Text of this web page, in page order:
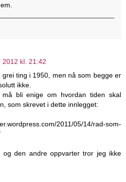
2012 kl. 21:42
ting i 1950, men nå som begge er
ikke.
bli enige om hvordan tiden skal
som skrevet i dette innlegget:
2011/05/14/rad-som-
den andre oppvarter tror jeg ikke